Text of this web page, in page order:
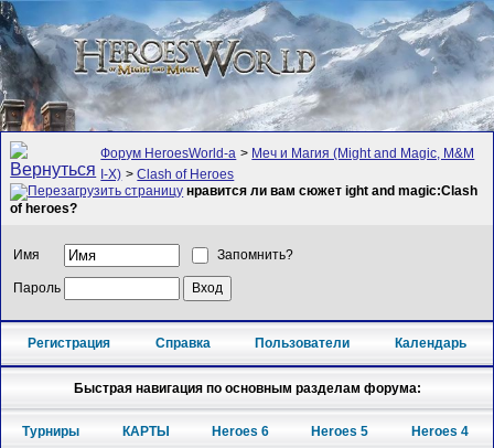
Форум HeroesWorld-а > Меч и Магия (Might and Magic, M&M
I-X) >Clash of Heroes
нравится ли вам сюжет ight and magic:Clash
of heroes?
Имя Запомнить?
Пароль
Регистрация Справка Пользователи Календарь
Быстрая навигация по основным разделам форума:
Турниры КАРТЫ Heroes 6 Heroes 5 Heroes 4